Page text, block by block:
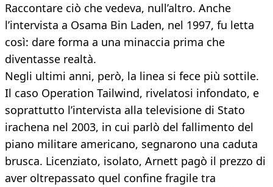
Raccontare ciò che vedeva, null’altro. Anche
l’intervista a Osama Bin Laden, nel 1997, fu letta
così: dare forma a una minaccia prima che
diventasse realtà.
Negli ultimi anni, però, la linea si fece più sottile.
Il caso Operation Tailwind, rivelatosi infondato, e
soprattutto l’intervista alla televisione di Stato
irachena nel 2003, in cui parlò del fallimento del
piano militare americano, segnarono una caduta
brusca. Licenziato, isolato, Arnett pagò il prezzo di
aver oltrepassato quel confine fragile tra